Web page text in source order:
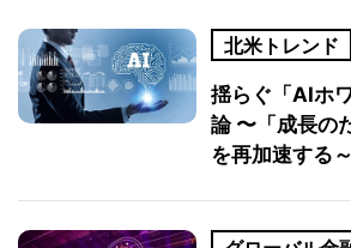
北米トレンド
揺らぐ「AIホ
論 〜「成長の
を再加速する～